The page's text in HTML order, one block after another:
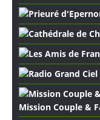
Mission Couple &